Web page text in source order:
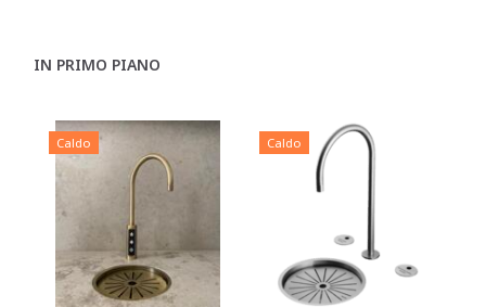
IN PRIMO PIANO
Caldo Caldo